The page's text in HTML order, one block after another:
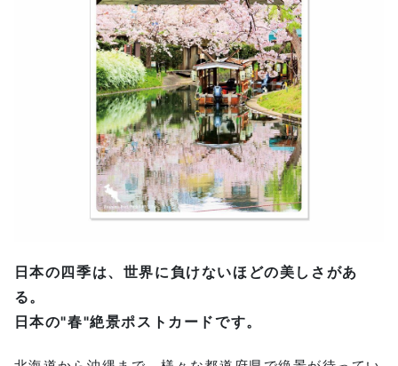
日本の四季は、世界に負けないほどの美しさがあ
る。
日本の"春"絶景ポストカードです。